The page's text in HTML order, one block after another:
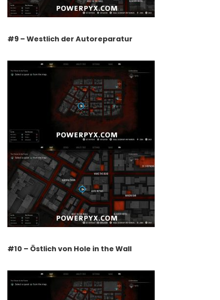
#9 – Westlich der Autoreparatur
#10 – Östlich von Hole in the Wall